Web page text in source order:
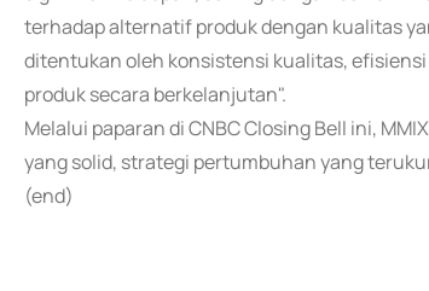
terhadap alternatif produk dengan kualitas
ditentukan oleh konsistensi kualitas,
produk secara berkelanjutan".
Melalui paparan di CNBC Closing Bell ini,
yang solid, strategi pertumbuhan yang
(end)